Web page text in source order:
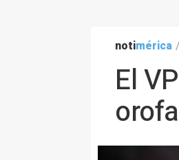
notimérica /
El